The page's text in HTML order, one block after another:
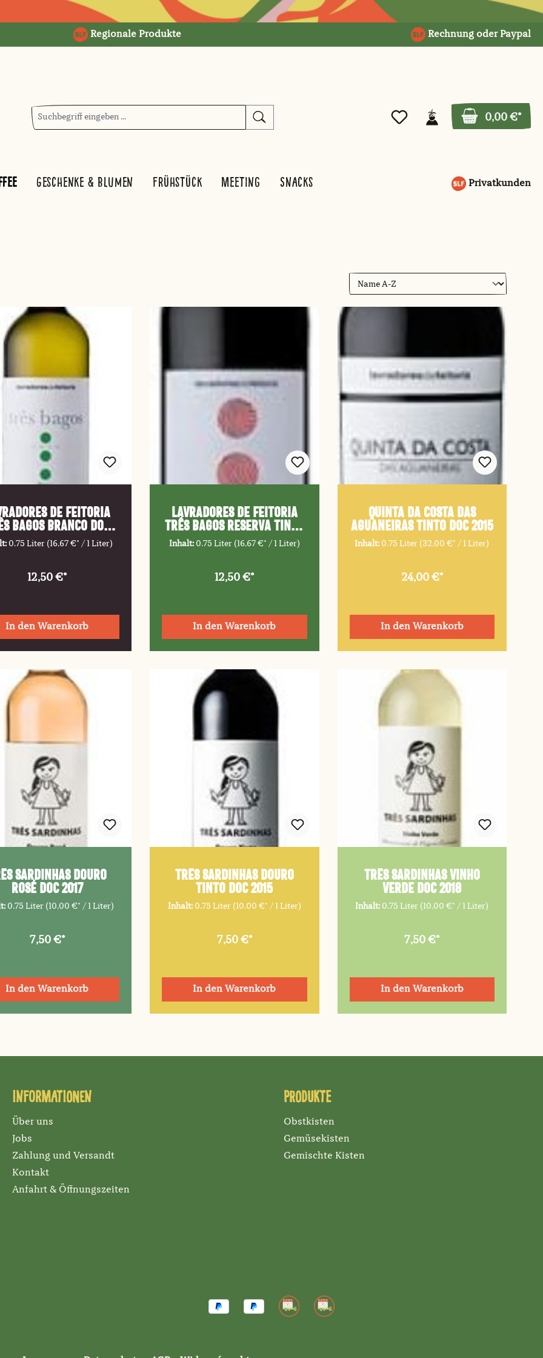
Regionale Produkte Rechnung oder Paypal
0,00 €*
Geschenke & Blumen Frühstück Meeting Snacks Privatkunden
DE FEITORIA
Bagos Branco DOC
2017
0.75 Liter (16,67 €* / 1 Liter)
12,50 €*
In den Warenkorb
LAVRADORES DE FEITORIA
Três Bagos Reserva Tinto
DOC 2015
Inhalt: 0.75 Liter (16,67 €* / 1 Liter)
12,50 €*
In den Warenkorb
QUINTA DA COSTA DAS
AGUANEIRAS Tinto DOC 2015
Inhalt: 0.75 Liter (32,00 €* / 1 Liter)
24,00 €*
In den Warenkorb
SARDINHAS Douro
Rosé DOC 2017
0.75 Liter (10,00 €* / 1 Liter)
7,50 €*
In den Warenkorb
TRÊS SARDINHAS Douro
Tinto DOC 2015
Inhalt: 0.75 Liter (10,00 €* / 1 Liter)
7,50 €*
In den Warenkorb
TRÊS SARDINHAS Vinho
Verde DOC 2018
Inhalt: 0.75 Liter (10,00 €* / 1 Liter)
7,50 €*
In den Warenkorb
Informationen
Über uns
Jobs
Zahlung und Versandt
Kontakt
Anfahrt & Öffnungszeiten
Produkte
Obstkisten
Gemüsekisten
Gemischte Kisten